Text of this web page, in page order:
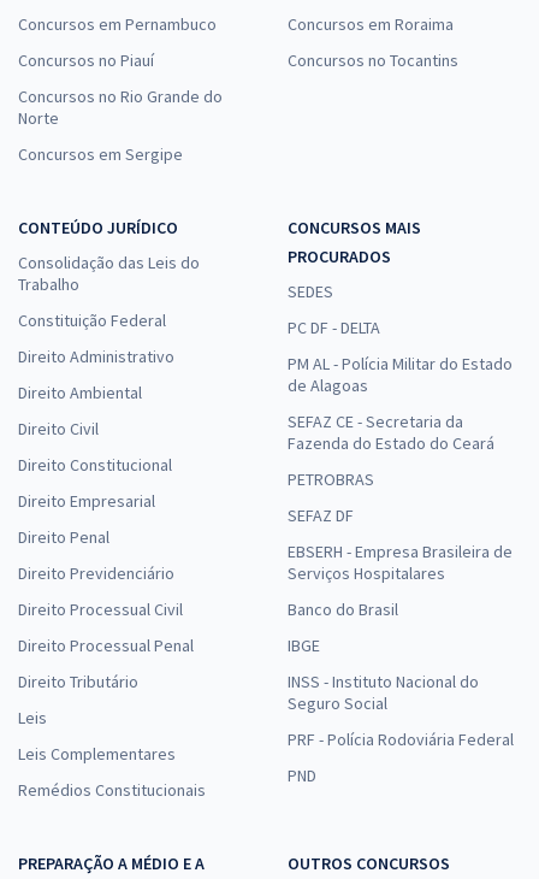
Concursos em Pernambuco
Concursos no Piauí
Concursos no Rio Grande do
Norte
Concursos em Sergipe
Concursos em Roraima
Concursos no Tocantins
CONTEÚDO JURÍDICO
Consolidação das Leis do
Trabalho
Constituição Federal
Direito Administrativo
Direito Ambiental
Direito Civil
Direito Constitucional
Direito Empresarial
Direito Penal
Direito Previdenciário
Direito Processual Civil
Direito Processual Penal
Direito Tributário
Leis
Leis Complementares
Remédios Constitucionais
CONCURSOS MAIS
PROCURADOS
SEDES
PC DF - DELTA
PM AL - Polícia Militar do Estado
de Alagoas
SEFAZ CE - Secretaria da
Fazenda do Estado do Ceará
PETROBRAS
SEFAZ DF
EBSERH - Empresa Brasileira de
Serviços Hospitalares
Banco do Brasil
IBGE
INSS - Instituto Nacional do
Seguro Social
PRF - Polícia Rodoviária Federal
PND
PREPARAÇÃO A MÉDIO E A
OUTROS CONCURSOS